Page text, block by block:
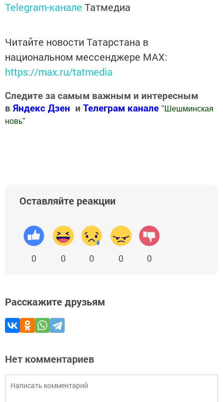
Telegram-канале Татмедиа
Читайте новости Татарстана в
национальном мессенджере MАХ:
https://max.ru/tatmedia
Следите за самым важным и интересным
в Яндекс Дзен и Телеграм канале " Шешминская
новь"
Оставляйте реакции
0 0 0 0 0
Расскажите друзьям
Нет комментариев